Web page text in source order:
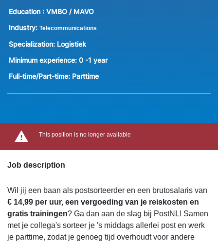
Education : VMBO / MAVO
Industry: Telecommunications
Specialization: Logistiek
Minimum experience: 0 -1 year
Full-time/Part-time: Parttime
This position is no longer available
Job description
Wil jij een baan als postsorteerder en een brutosalaris van
€ 14,99 per uur, een vergoeding van je reiskosten en
gratis trainingen? Ga dan aan de slag bij PostNL! Samen
met je collega's sorteer je 's middags allerlei post en werk
je parttime, zodat je genoeg tijd overhoudt voor andere